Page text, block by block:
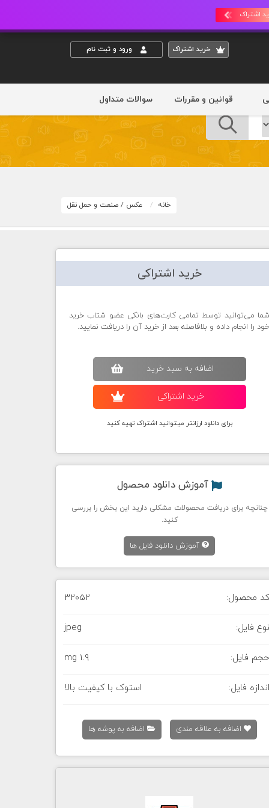
اشتراک
خريد اشتراک ورود و ثبت نام
قوانین و مقررات سوالات متداول
خانه عکس / صنعت و حمل نقل
خرید اشتراکی
شما می‌توانید توسط تمامی کارت‌های بانکی عضو شتاب خرید
خود را انجام داده و بلافاصله بعد از خرید آن را دریافت نمایید.
اضافه به سبد خريد
خريد اشتراکی
برای دانلود ارزانتر میتوانید اشتراک تهیه کنید
آموزش دانلود محصول
چنانچه برای دریافت محصولات مشکلی دارید این بخش را بررسی
کنید.
آموزش دانلود فایل ها
کد محصول: 32052
نوع فایل: jpeg
حجم فایل: 1.9 mg
اندازه فایل: استوک با کیفیت بالا
اضافه به علاقه مندی اضافه به پوشه ها